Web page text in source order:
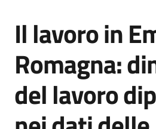
Servizi
dell'Urp
Accesso
e
trasparenza
Salta al contenuto
Il lavoro in
Romagna:
del lavoro